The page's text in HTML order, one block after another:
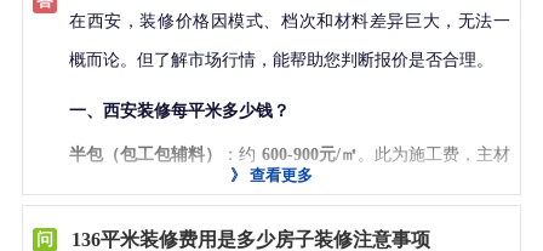
元。但不少业主反馈，实际结算时因水电绕线、墙面找平
超厚、防水加高、吊顶造型复杂等“未列明项目”，最终多花
2–4万元。而兴唐装饰通过五大核心优势，真正实现“报价即
总价”：
在西安，装修价格因模式、档次和材料差异巨大，无法一
概而论。但了解市场行情，能帮助您判断报价是否合理。
一、西安装修每平米多少钱？
半包（包工包辅料） ：约 600-900元/㎡ 。此为施工费，主材
需业主自购。工艺、辅料品牌是影响价格的关键。
全包/整装（含主材）：
》 查看更多
136平米装修费用是多少房子装修注意事项